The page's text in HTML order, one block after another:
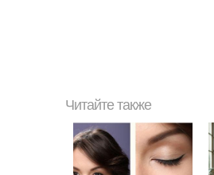
Читайте также